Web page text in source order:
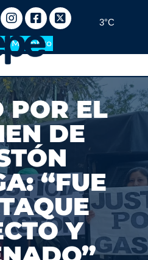
3°C
Miembro
POR EL
DE
“FUE
Y